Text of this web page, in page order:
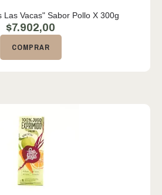
Las Vacas" Sabor Pollo X 300g
$7.902,00
COMPRAR